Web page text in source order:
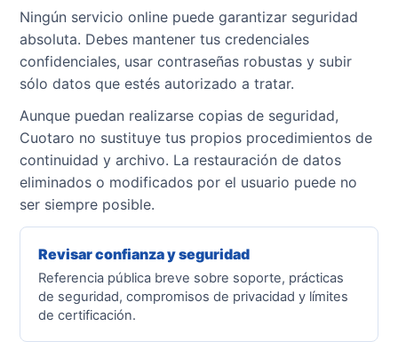
Ningún servicio online puede garantizar seguridad
absoluta. Debes mantener tus credenciales
confidenciales, usar contraseñas robustas y subir
sólo datos que estés autorizado a tratar.
Aunque puedan realizarse copias de seguridad,
Cuotaro no sustituye tus propios procedimientos de
continuidad y archivo. La restauración de datos
eliminados o modificados por el usuario puede no
ser siempre posible.
Revisar confianza y seguridad
Referencia pública breve sobre soporte, prácticas
de seguridad, compromisos de privacidad y límites
de certificación.